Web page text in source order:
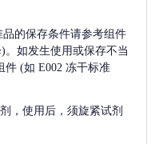
的保存条件请参考组件
。如发生使用或保存不当
件 (如 E002 冻干标准
，使用后，须旋紧试剂